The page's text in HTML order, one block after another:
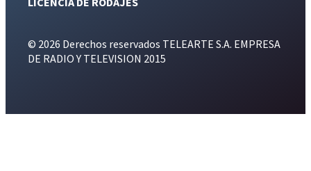
© 2026 Derechos reservados TELEARTE S.A. EMPRESA
DE RADIO Y TELEVISION 2015